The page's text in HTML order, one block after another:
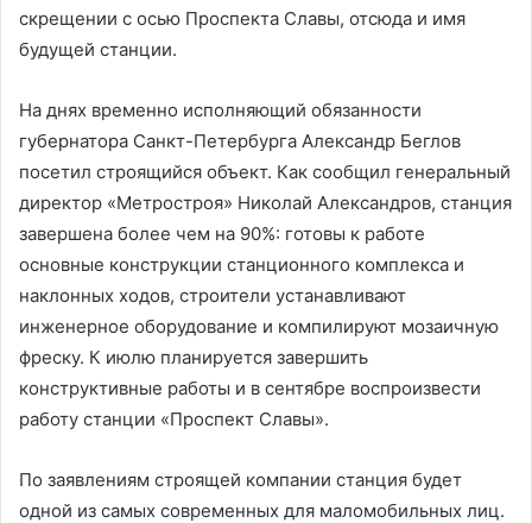
скрещении с осью Проспекта Славы, отсюда и имя
будущей станции.
На днях временно исполняющий обязанности
губернатора Санкт-Петербурга Александр Беглов
посетил строящийся объект. Как сообщил генеральный
директор «Метростроя» Николай Александров, станция
завершена более чем на 90%: готовы к работе
основные конструкции станционного комплекса и
наклонных ходов, строители устанавливают
инженерное оборудование и компилируют мозаичную
фреску. К июлю планируется завершить
конструктивные работы и в сентябре воспроизвести
работу станции «Проспект Славы».
По заявлениям строящей компании станция будет
одной из самых современных для маломобильных лиц.